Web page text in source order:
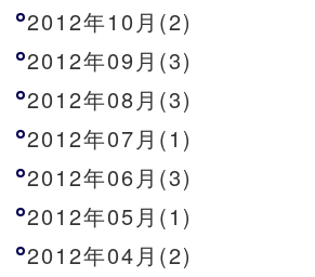
2012年10月(2)
2012年09月(3)
2012年08月(3)
2012年07月(1)
2012年06月(3)
2012年05月(1)
2012年04月(2)